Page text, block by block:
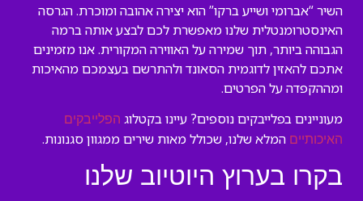
השיר “אברומי ושייע ברקו” הוא יצירה אהובה ומוכרת. הגרסה
האינסטרומנטלית שלנו מאפשרת לכם לבצע אותה ברמה
הגבוהה ביותר, תוך שמירה על האווירה המקורית. אנו מזמינים
אתכם להאזין לדוגמית הסאונד ולהתרשם בעצמכם מהאיכות
ומההקפדה על הפרטים.
מעוניינים בפלייבקים נוספים? עיינו בקטלוג הפלייבקים
האיכותיים המלא שלנו, שכולל מאות שירים ממגוון סגנונות.
בקרו בערוץ היוטיוב שלנו